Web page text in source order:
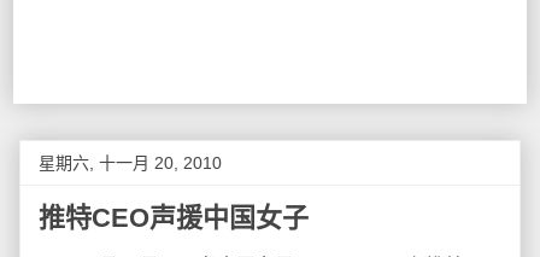
星期六, 十一月 20, 2010
推特CEO声援中国女子